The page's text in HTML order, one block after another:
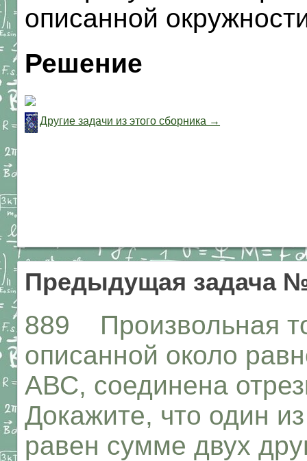
описанной
Решение
Другие задачи из этого сборника →
Предыдущая задача
889 Произвольная
описанной около
АВС, соединена
Докажите, что один
равен сумме двух